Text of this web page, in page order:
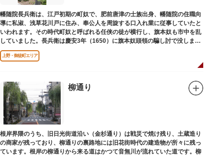
幡随院長兵衛は、江戸初期の町奴で、肥前唐津の士族出身、幡随院の住職向
導に私淑、浅草花川戸に住み、奉公人を周旋する口入れ業に従事していたと
いわれます。その時代町奴と呼ばれる任侠の徒が横行し、旗本奴も市中を乱
していました。長兵衛は慶安3年（1650）に旗本奴頭領の騙し討で没しまし
た。お墓は源空寺（げんくうじ）にあります。
上野・御徒町エリア
柳通り
根岸界隈のうち、旧日光街道沿い（金杉通り）は戦災で焼け残り、土蔵造り
の商家が残っており、柳通りの裏路地には旧花街時代の建造物が所々に残っ
ています。根岸の柳通りから来る道はかつて音無川が流れていた道です。柳